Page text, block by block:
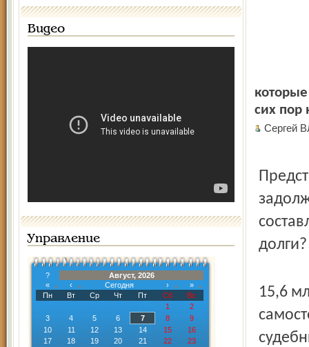
Видео
Управление
?
Август, 2026
«
‹ Сегодня ›
»
Пн
Вт Ср Чт Пт Сб
Вс
1
2
3
4 5 6 7 8
9
10
11 12 13 14 15
16
17
18 19 20 21 22
23
сих пор
Сергей
долги?
15,6